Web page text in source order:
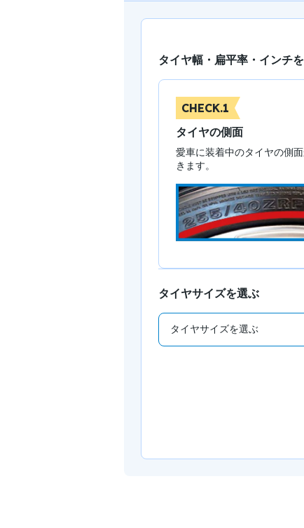
タイヤ幅・扁平率・インチ
CHECK.1
タイヤの側面
愛車に装着中のタイヤの側
きます。
タイヤサイズを選ぶ